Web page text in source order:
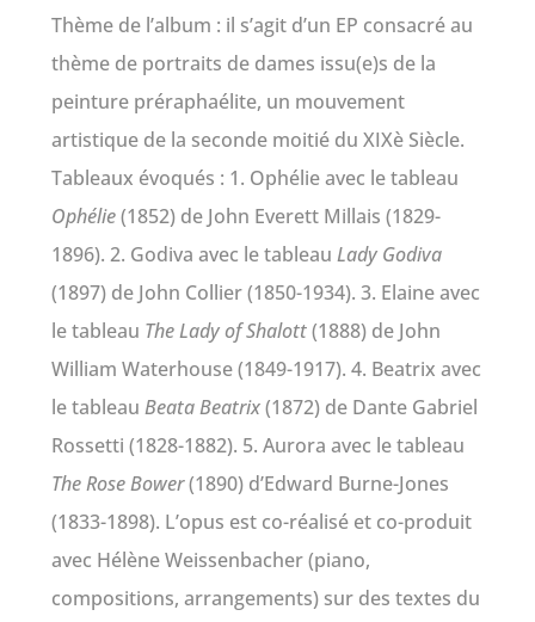
Thème de l’album : il s’agit d’un EP consacré au
thème de portraits de dames issu(e)s de la
peinture préraphaélite, un mouvement
artistique de la seconde moitié du XIXè Siècle.
Tableaux évoqués : 1. Ophélie avec le tableau
Ophélie(1852) de John Everett Millais (1829-
1896). 2. Godiva avec le tableau Lady Godiva
(1897) de John Collier (1850-1934). 3. Elaine avec
le tableau The Lady of Shalott(1888) de John
William Waterhouse (1849-1917). 4. Beatrix avec
le tableau Beata Beatrix(1872) de Dante Gabriel
Rossetti (1828-1882). 5. Aurora avec le tableau
The Rose Bower(1890) d’Edward Burne-Jones
(1833-1898). L’opus est co-réalisé et co-produit
avec Hélène Weissenbacher (piano,
compositions, arrangements) sur des textes du